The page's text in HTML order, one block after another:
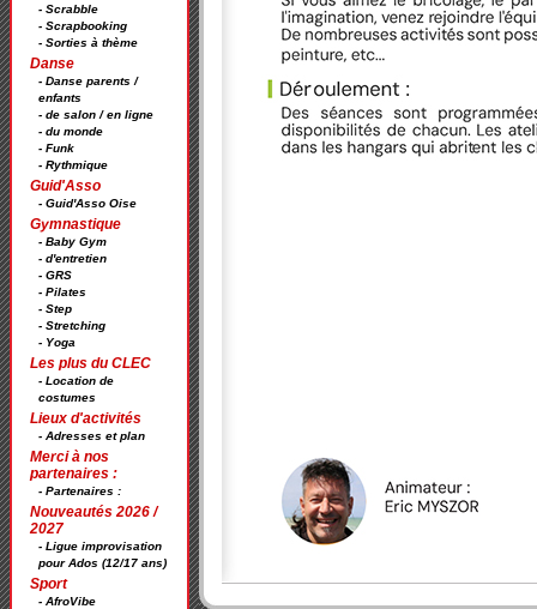
- Scrabble
- Scrapbooking
- Sorties à thème
Danse
- Danse parents /
enfants
- de salon / en ligne
- du monde
- Funk
- Rythmique
Guid'Asso
- Guid'Asso Oise
Gymnastique
- Baby Gym
- d'entretien
- GRS
- Pilates
- Step
- Stretching
- Yoga
Les plus du CLEC
- Location de
costumes
Lieux d'activités
- Adresses et plan
Merci à nos
partenaires :
- Partenaires :
Nouveautés 2026 /
2027
- Ligue improvisation
pour Ados (12/17 ans)
Sport
- AfroVibe